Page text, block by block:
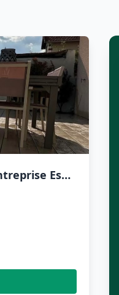
Paysagiste Le Raincy - PRO JARDIN ET TERRASSE: Paysagiste 93 - Entreprise Espace Vert 93